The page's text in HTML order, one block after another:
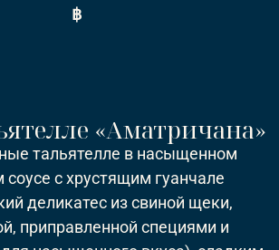
฿
«Аматричана»
тальятелле в насыщенном
с хрустящим гуанчале
деликатес из свиной щеки,
приправленной специями и